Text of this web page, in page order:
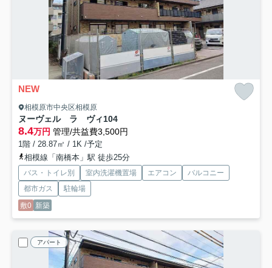
NEW
相模原市中央区相模原
ヌーヴェル ラ ヴィ104
8.4万円 管理/共益費3,500円
1階 / 28.87㎡ / 1K /予定
相模線「南橋本」駅 徒歩25分
バス・トイレ別 室内洗濯機置場 エアコン
バルコニー
都市ガス
駐輪場
敷0 新築
アパート